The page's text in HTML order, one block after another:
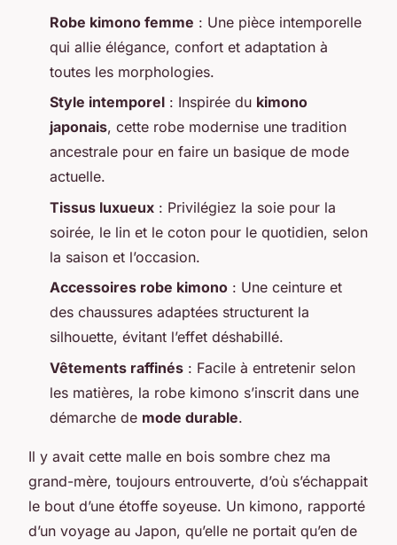
Robe kimono femme : Une pièce intemporelle
qui allie élégance, confort et adaptation à
toutes les morphologies.
Style intemporel : Inspirée du kimono
japonais, cette robe modernise une tradition
ancestrale pour en faire un basique de mode
actuelle.
Tissus luxueux : Privilégiez la soie pour la
soirée, le lin et le coton pour le quotidien, selon
la saison et l’occasion.
Accessoires robe kimono : Une ceinture et
des chaussures adaptées structurent la
silhouette, évitant l’effet déshabillé.
Vêtements raffinés : Facile à entretenir selon
les matières, la robe kimono s’inscrit dans une
démarche de mode durable.
Il y avait cette malle en bois sombre chez ma
grand-mère, toujours entrouverte, d’où s’échappait
le bout d’une étoffe soyeuse. Un kimono, rapporté
d’un voyage au Japon, qu’elle ne portait qu’en de